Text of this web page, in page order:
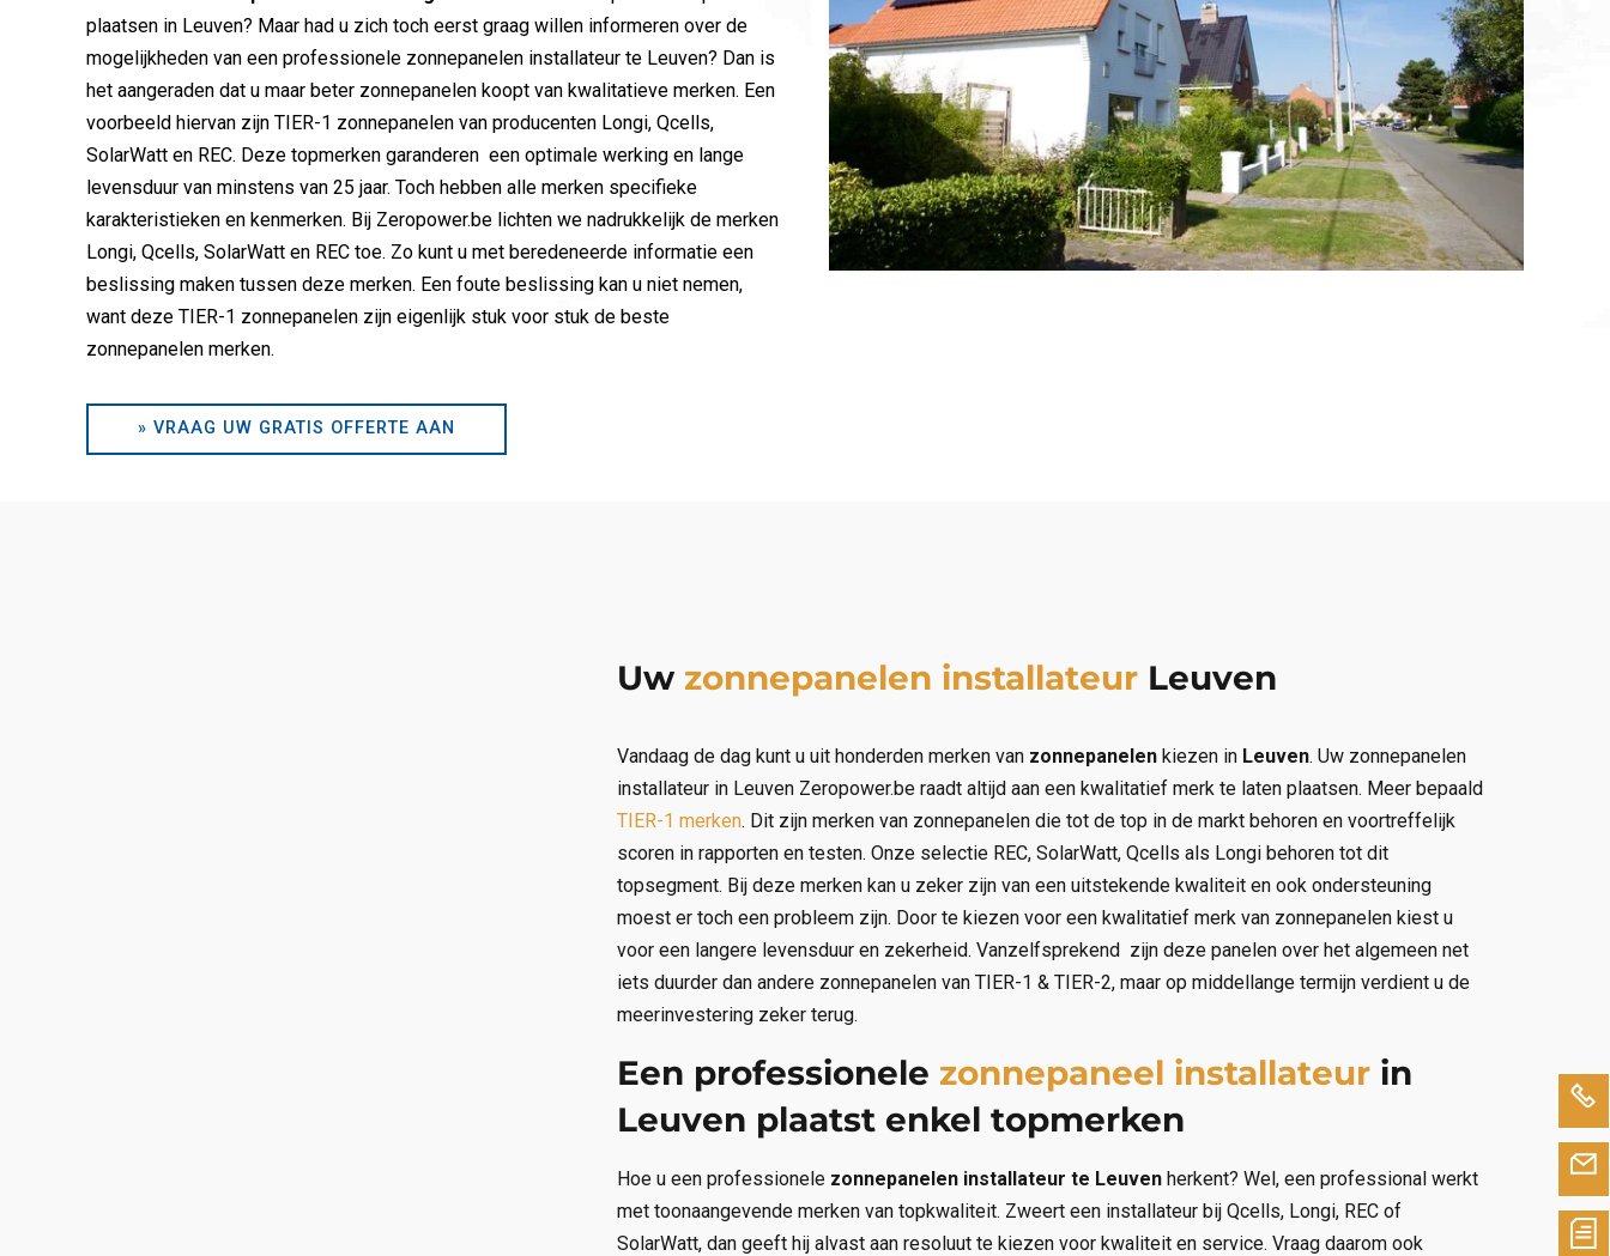
plaatsen in Leuven? Maar had u zich toch eerst graag willen informeren over de
mogelijkheden van een professionele zonnepanelen installateur te Leuven? Dan is
het aangeraden dat u maar beter zonnepanelen koopt van kwalitatieve merken. Een
voorbeeld hiervan zijn TIER-1 zonnepanelen van producenten Longi, Qcells,
SolarWatt en REC. Deze topmerken garanderen een optimale werking en lange
levensduur van minstens van 25 jaar. Toch hebben alle merken specifieke
karakteristieken en kenmerken. Bij Zeropower.be lichten we nadrukkelijk de merken
Longi, Qcells, SolarWatt en REC toe. Zo kunt u met beredeneerde informatie een
beslissing maken tussen deze merken. Een foute beslissing kan u niet nemen,
want deze TIER-1 zonnepanelen zijn eigenlijk stuk voor stuk de beste
zonnepanelen merken.
» VRAAG UW GRATIS OFFERTE AAN
Uw zonnepanelen installateur Leuven
Vandaag de dag kunt u uit honderden merken van zonnepanelen kiezen in Leuven. Uw zonnepanelen
installateur in Leuven Zeropower.be raadt altijd aan een kwalitatief merk te laten plaatsen. Meer bepaald
TIER-1 merken. Dit zijn merken van zonnepanelen die tot de top in de markt behoren en voortreffelijk
scoren in rapporten en testen. Onze selectie REC, SolarWatt, Qcells als Longi behoren tot dit
topsegment. Bij deze merken kan u zeker zijn van een uitstekende kwaliteit en ook ondersteuning
moest er toch een probleem zijn. Door te kiezen voor een kwalitatief merk van zonnepanelen kiest u
voor een langere levensduur en zekerheid. Vanzelfsprekend zijn deze panelen over het algemeen net
iets duurder dan andere zonnepanelen van TIER-1 & TIER-2, maar op middellange termijn verdient u de
meerinvestering zeker terug.
Een professionele zonnepaneel installateur in
Leuven plaatst enkel topmerken
Hoe u een professionele zonnepanelen installateur te Leuven herkent? Wel, een professional werkt
met toonaangevende merken van topkwaliteit. Zweert een installateur bij Qcells, Longi, REC of
SolarWatt, dan geeft hij alvast aan resoluut te kiezen voor kwaliteit en service. Vraag daarom ook